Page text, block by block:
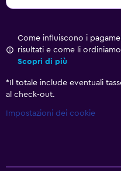
Come influiscono i
risultati e come li
Scopri di più
* Il totale include eventuali
al check-out.
Impostazioni dei cookie